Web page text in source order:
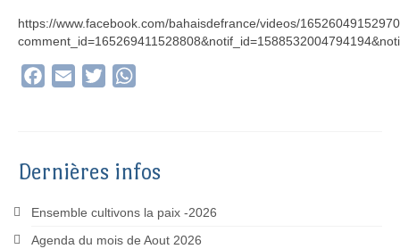
https://www.facebook.com/bahaisdefrance/videos/
Facebook
Email Twitter
Dernières infos
Ensemble cultivons la paix -2026
Agenda du mois de Aout 2026